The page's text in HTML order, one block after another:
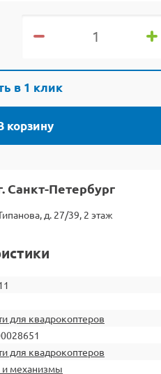
в 1 клик
корзину
Санкт-Петербург
д. 27/39, 2 этаж
для квадрокоптеров
для квадрокоптеров
и механизмы